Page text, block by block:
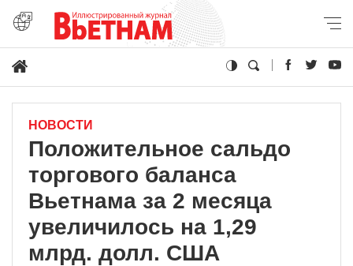
НОВОСТИ
Положительное сальдо
торгового баланса
Вьетнама за 2 месяца
увеличилось на 1,29
млрд. долл. США